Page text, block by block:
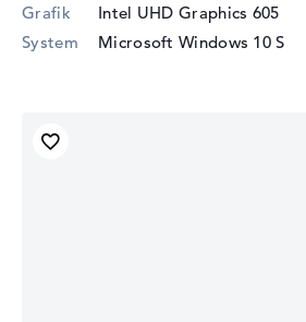
Grafik
Intel UHD Graphics 605
System
Microsoft Windows 10 S